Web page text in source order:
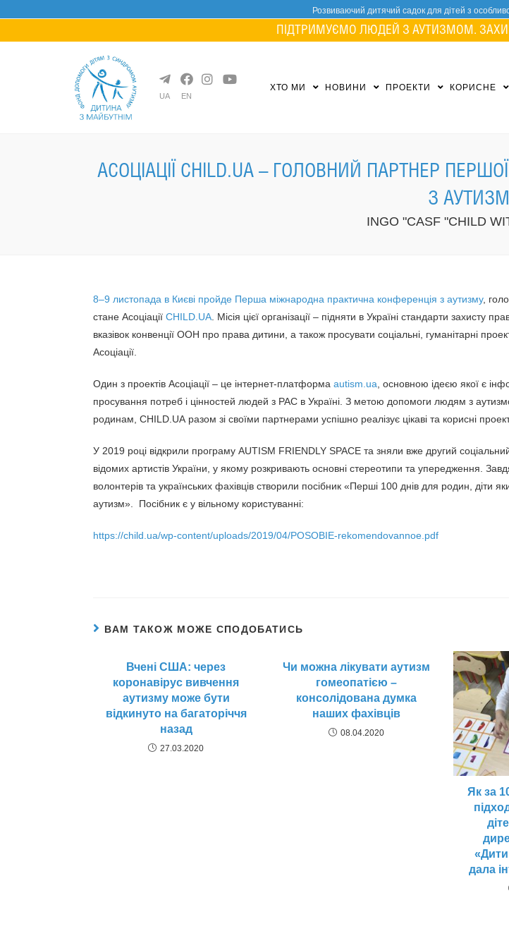
content
Розвиваючий дитячий садок для дітей з
ПІДТРИМУЄМО ЛЮДЕЙ З АУТИЗМОМ.
UA EN
ХТО МИ НОВИНИ ПРОЕКТИ КОРИСНЕ
АСОЦІАЦІЇ CHILD.UA – ГОЛОВНИЙ ПАРТНЕР
З
INGO "CASF "CHILD
8–9 листопада в Києві пройде Перша міжнародна практична конференція з аутизму,
стане Асоціації CHILD.UA . Місія цієї організації – підняти в Україні стандарти захисту
вказівок конвенції ООН про права дитини, а також просувати соціальні, гуманітарні
Асоціації.
Один з проектів Асоціації – це інтернет-платформа autism.ua , основною ідеєю якої є
просування потреб і цінностей людей з РАС в Україні. З метою допомоги людям з
родинам, CHILD.UA разом зі своїми партнерами успішно реалізує цікаві та корисні
У 2019 році відкрили програму AUTISM FRIENDLY SPACE та зняли вже другий
відомих артистів України, у якому розкривають основні стереотипи та упередження.
волонтерів та українських фахівців створили посібник «Перші 100 днів для родин, діти
аутизм». Посібник є у вільному користуванні:
https://child.ua/wp-content/uploads/2019/04/POSOBIE-rekomendovannoe.pdf
ВАМ ТАКОЖ МОЖЕ СПОДОБАТИСЬ
Вчені США: через
коронавірус вивчення
аутизму може бути
відкинуто на багаторіччя
назад
27.03.2020
Чи можна лікувати аутизм
гомеопатією –
консолідована думка
наших фахівців
08.04.2020
Як за
дала